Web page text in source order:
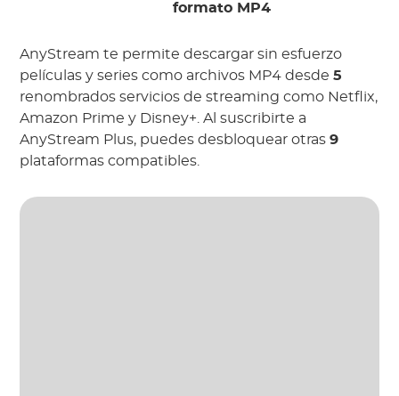
formato MP4
AnyStream te permite descargar sin esfuerzo
películas y series como archivos MP4 desde5
renombrados servicios de streaming como Netflix,
Amazon Prime y Disney+. Al suscribirte a
AnyStream Plus, puedes desbloquear otras9
plataformas compatibles.